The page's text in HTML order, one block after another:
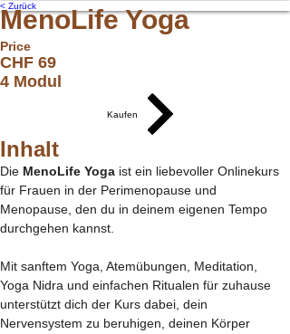
< Zurück
MenoLife Yoga
Price
CHF 69
4 Modul
Kaufen
Inhalt
Die MenoLife Yoga ist ein liebevoller Onlinekurs
für Frauen in der Perimenopause und
Menopause, den du in deinem eigenen Tempo
durchgehen kannst.
Mit sanftem Yoga, Atemübungen, Meditation,
Yoga Nidra und einfachen Ritualen für zuhause
unterstützt dich der Kurs dabei, dein
Nervensystem zu beruhigen, deinen Körper